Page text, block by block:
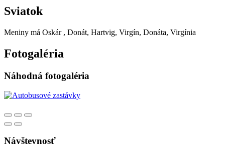
Sviatok
Meniny má Oskár , Donát, Hartvig, Virgín, Donáta, Virgínia
Fotogaléria
Náhodná fotogaléria
Návštevnosť